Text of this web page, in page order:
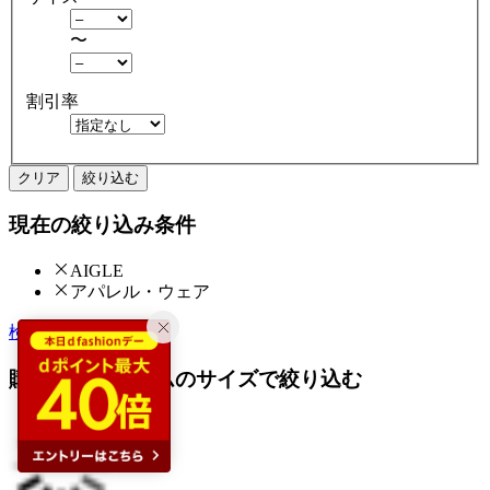
〜
割引率
クリア 絞り込む
現在の絞り込み条件
AIGLE
アパレル・ウェア
検索履歴から探す
購入済みアイテムのサイズで絞り込む